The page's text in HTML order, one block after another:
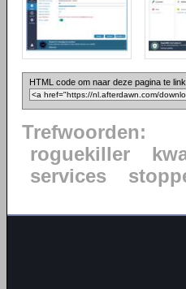
HTML code om naar deze pagina te
Trefwoorden:
roguekiller
services